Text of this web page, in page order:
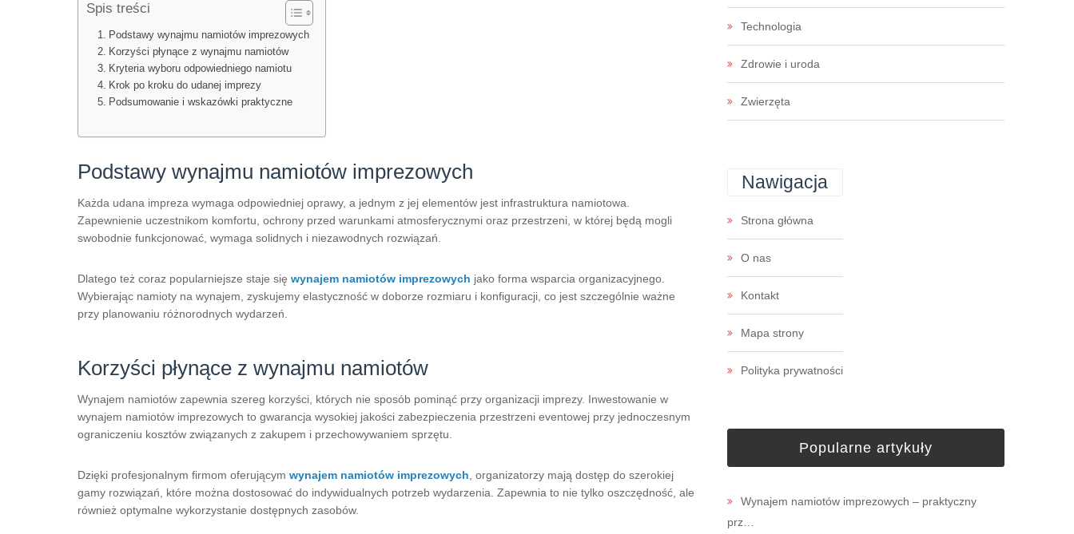
Spis treści
Podstawy wynajmu namiotów imprezowych
Korzyści płynące z wynajmu namiotów
Kryteria wyboru odpowiedniego namiotu
Krok po kroku do udanej imprezy
Podsumowanie i wskazówki praktyczne
Podstawy wynajmu namiotów imprezowych
Każda udana impreza wymaga odpowiedniej oprawy, a jednym z jej elementów jest infrastruktura namiotowa.
Zapewnienie uczestnikom komfortu, ochrony przed warunkami atmosferycznymi oraz przestrzeni, w której będą mogli
swobodnie funkcjonować, wymaga solidnych i niezawodnych rozwiązań.
Dlatego też coraz popularniejsze staje się wynajem namiotów imprezowych jako forma wsparcia organizacyjnego.
Wybierając namioty na wynajem, zyskujemy elastyczność w doborze rozmiaru i konfiguracji, co jest szczególnie ważne
przy planowaniu różnorodnych wydarzeń.
Korzyści płynące z wynajmu namiotów
Wynajem namiotów zapewnia szereg korzyści, których nie sposób pominąć przy organizacji imprezy. Inwestowanie w
wynajem namiotów imprezowych to gwarancja wysokiej jakości zabezpieczenia przestrzeni eventowej przy jednoczesnym
ograniczeniu kosztów związanych z zakupem i przechowywaniem sprzętu.
Dzięki profesjonalnym firmom oferującym wynajem namiotów imprezowych , organizatorzy mają dostęp do szerokiej
gamy rozwiązań, które można dostosować do indywidualnych potrzeb wydarzenia. Zapewnia to nie tylko oszczędność, ale
również optymalne wykorzystanie dostępnych zasobów.
Technologia
Zdrowie i uroda
Zwierzęta
Nawigacja
Strona główna
O nas
Kontakt
Mapa strony
Polityka prywatności
Popularne artykuły
Wynajem namiotów imprezowych – praktyczny
prz…